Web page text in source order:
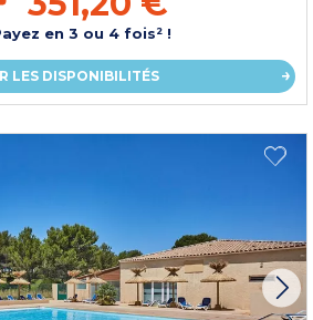
en 3 ou 4 fois² !
LES DISPONIBILITÉS